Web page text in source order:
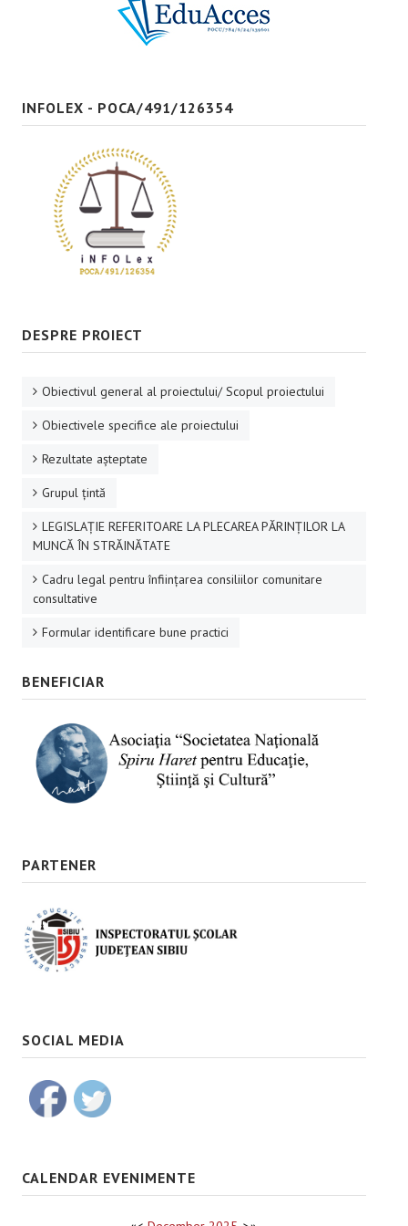
INFOLEX - POCA/491/126354
DESPRE PROIECT
Obiectivul general al proiectului/ Scopul proiectului
Obiectivele specifice ale proiectului
Rezultate aşteptate
Grupul ţintă
LEGISLAȚIE REFERITOARE LA PLECAREA PĂRINȚILOR LA
MUNCĂ ÎN STRĂINĂTATE
Cadru legal pentru înființarea consiliilor comunitare
consultative
Formular identificare bune practici
BENEFICIAR
PARTENER
SOCIAL MEDIA
CALENDAR EVENIMENTE